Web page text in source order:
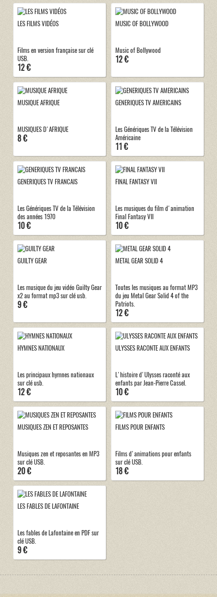
LES FILMS VIDÉOS
Films en version française sur clé
USB.
12 €
MUSIC OF BOLLYWOOD
Music of Bollywood
12 €
MUSIQUE AFRIQUE
MUSIQUES D'AFRIQUE
8 €
GENERIQUES TV AMERICAINS
Les Génériques TV de la Télévision
Américaine
11 €
GENERIQUES TV FRANCAIS
Les Génériques TV de la Télévision
des années 1970
10 €
FINAL FANTASY VII
Les musiques du film d'animation
Final Fantasy VII
10 €
GUILTY GEAR
Les musique du jeu vidéo Guilty Gear
x2 au format mp3 sur clé usb.
9 €
METAL GEAR SOLID 4
Toutes les musiques au format MP3
du jeu Metal Gear Solid 4 of the
Patriots.
12 €
HYMNES NATIONAUX
Les principaux hymnes nationaux
sur clé usb.
12 €
ULYSSES RACONTE AUX ENFANTS
L'histoire d'Ulysses raconté aux
enfants par Jean-Pierre Cassel.
10 €
MUSIQUES ZEN ET REPOSANTES
Musiques zen et reposantes en MP3
sur clé USB.
20 €
FILMS POUR ENFANTS
Films d'animations pour enfants
sur clé USB.
18 €
LES FABLES DE LAFONTAINE
Les fables de Lafontaine en PDF sur
clé USB.
9 €